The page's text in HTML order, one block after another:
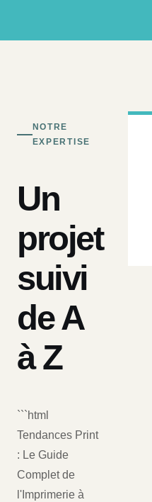
NOTRE
EXPERTISE
Un
projet
suivi
de A
à Z
```html
Tendances Print
: Le Guide
Complet de
l'Imprimerie à